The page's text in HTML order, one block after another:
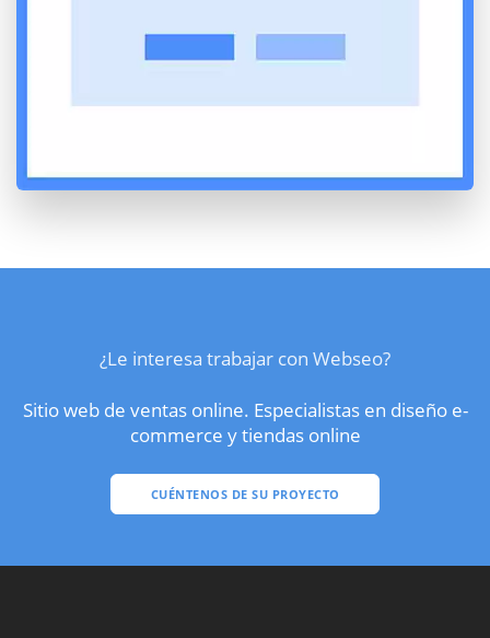
¿Le interesa trabajar con Webseo?
Sitio web de ventas online. Especialistas en diseño e-
commerce y tiendas online
CUÉNTENOS DE SU PROYECTO